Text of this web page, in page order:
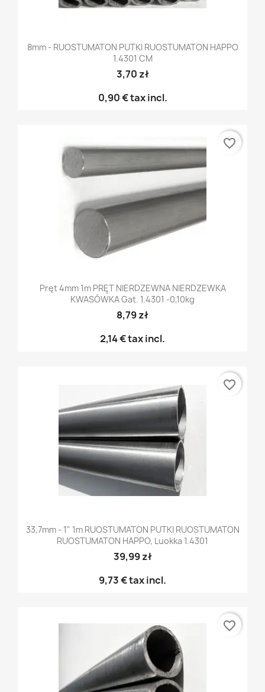
8mm - RUOSTUMATON PUTKI RUOSTUMATON HAPPO
1.4301 CM
3,70 zł
0,90 €tax incl.
Pręt 4mm 1m PRĘT NIERDZEWNA NIERDZEWKA
KWASÓWKA Gat. 1.4301 -0,10kg
8,79 zł
2,14 €tax incl.
favorite_border
33,7mm - 1" 1m RUOSTUMATON PUTKI RUOSTUMATON
RUOSTUMATON HAPPO, Luokka 1.4301
39,99 zł
9,73 €tax incl.
favorite_border
favorite_border